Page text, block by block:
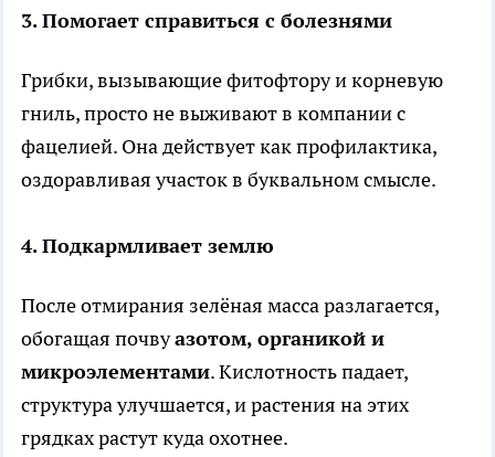
3. Помогает справиться с болезнями
Грибки, вызывающие фитофтору и корневую
гниль, просто не выживают в компании с
фацелией. Она действует как профилактика,
оздоравливая участок в буквальном смысле.
4. Подкармливает землю
После отмирания зелёная масса разлагается,
обогащая почвуазотом, органикой и
микроэлементами. Кислотность падает,
структура улучшается, и растения на этих
грядках растут куда охотнее.